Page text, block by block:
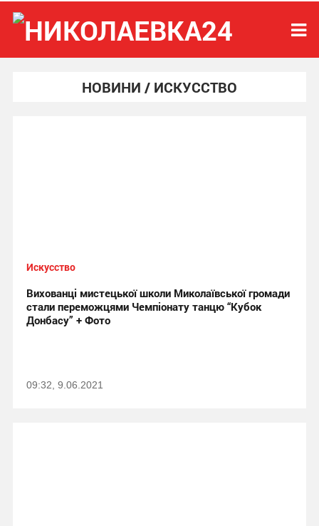
НОВИНИ / ИСКУССТВО
Искусство
Вихованці мистецької школи Миколаївської громади
стали переможцями Чемпіонату танцю “Кубок
Донбасу” + Фото
09:32, 9.06.2021